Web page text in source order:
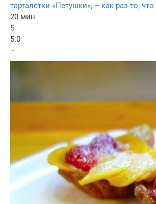
тарталетки «Петушки», – как раз то,
20 мин
5
5.0
–